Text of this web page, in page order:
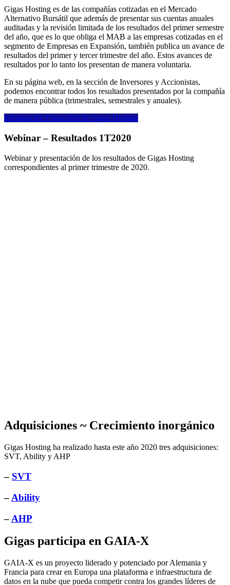
Gigas Hosting es de las compañías cotizadas en el Mercado
Alternativo Bursátil que además de presentar sus cuentas anuales
auditadas y la revisión limitada de los resultados del primer semestre
del año, que es lo que obliga el MAB a las empresas cotizadas en el
segmento de Empresas en Expansión, también publica un avance de
resultados del primer y tercer trimestre del año. Estos avances de
resultados por lo tanto los presentan de manera voluntaria.
En su página web, en la sección de Inversores y Accionistas,
podemos encontrar todos los resultados presentados por la compañía
de manera pública (trimestrales, semestrales y anuales).
Información Financiera de Gigas Hosting
Webinar – Resultados 1T2020
Webinar y presentación de los resultados de Gigas Hosting
correspondientes al primer trimestre de 2020.
Adquisiciones ~ Crecimiento inorgánico
Gigas Hosting ha realizado hasta este año 2020 tres adquisiciones:
SVT, Ability y AHP
– SVT
– Ability
– AHP
Gigas participa en GAIA-X
GAIA-X es un proyecto liderado y potenciado por Alemania y
Francia para crear en Europa una plataforma e infraestructura de
datos en la nube que pueda competir contra los grandes líderes de